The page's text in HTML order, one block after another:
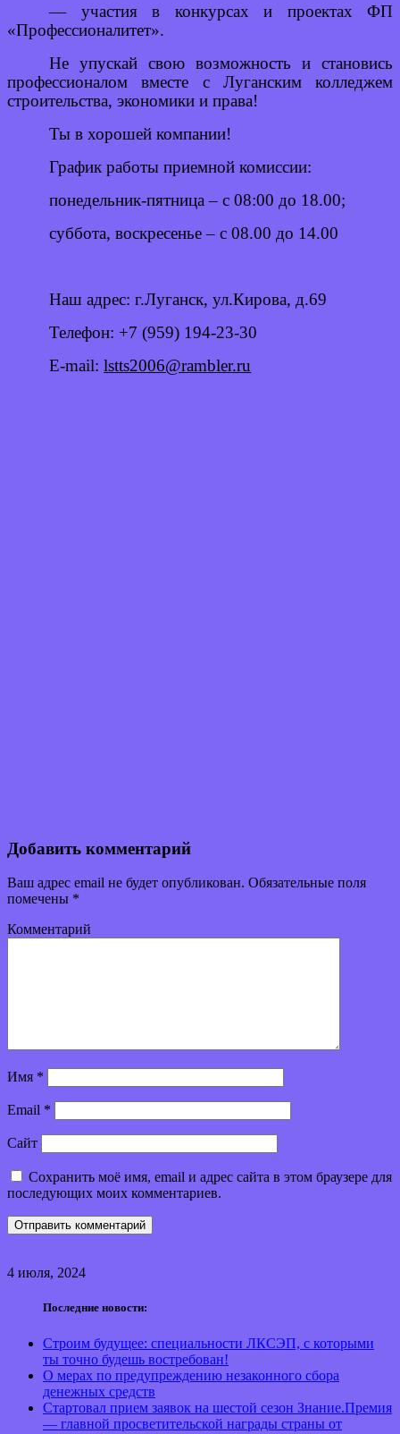
— участия в конкурсах и проектах ФП
«Профессионалитет».
Не упускай свою возможность и становись
профессионалом вместе с Луганским колледжем
строительства, экономики и права!
Ты в хорошей компании!
График работы приемной комиссии:
понедельник-пятница – с 08:00 до 18.00;
суббота, воскресенье – с 08.00 до 14.00
Наш адрес: г.Луганск, ул.Кирова, д.69
Телефон: +7 (959) 194-23-30
E-mail:lstts2006@rambler.ru
Добавить комментарий
Ваш адрес email не будет опубликован. Обязательные поля
помечены *
Комментарий
Имя *
Email *
Сайт
Сохранить моё имя, email и адрес сайта в этом браузере для
последующих моих комментариев.
4 июля, 2024
Последние новости:
Строим будущее: специальности ЛКСЭП, с которыми
ты точно будешь востребован!
О мерах по предупреждению незаконного сбора
денежных средств
Стартовал прием заявок на шестой сезон Знание.Премия
— главной просветительской награды страны от